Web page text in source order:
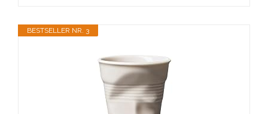
BESTSELLER NR. 3